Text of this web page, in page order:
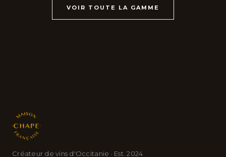
VOIR TOUTE LA GAMME
Créateur de vins d'Occitanie · Est. 2024